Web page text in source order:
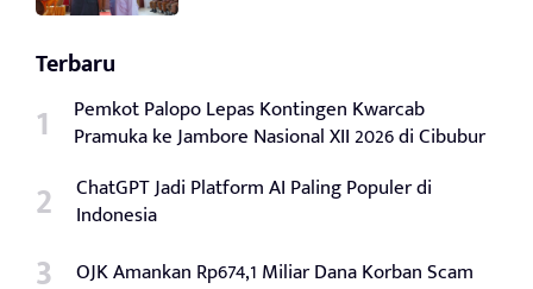
Terbaru
Pemkot Palopo Lepas Kontingen Kwarcab
Pramuka ke Jambore Nasional XII 2026 di Cibubur
ChatGPT Jadi Platform AI Paling Populer di
Indonesia
OJK Amankan Rp674,1 Miliar Dana Korban Scam